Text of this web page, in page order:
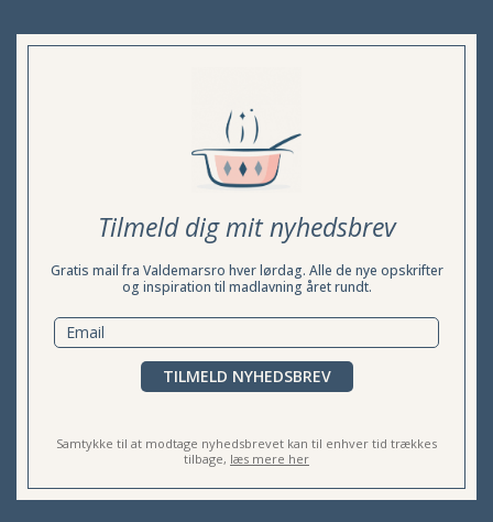
Tilmeld dig mit nyhedsbrev
Gratis mail fra Valdemarsro hver lørdag. Alle de nye opskrifter
og inspiration til madlavning året rundt.
TILMELD NYHEDSBREV
Samtykke til at modtage nyhedsbrevet kan til enhver tid trækkes
tilbage, læs mere her